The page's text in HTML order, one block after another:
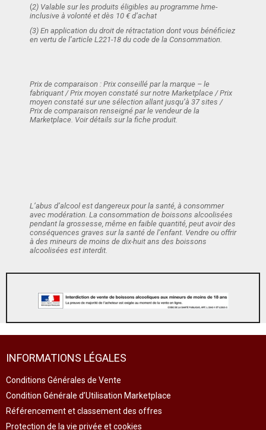
(2) Valable sur les produits éligibles au programme hme-
inclusive à volonté et dès 10 € d’achat
(3) En application du droit de rétractation dont vous bénéficiez
en vertu de l’article L221-18 du code de la Consommation.
Prix de comparaison : Prix conseillé par la marque – le
fabriquant / Prix moyen constaté sur notre Marketplace / Prix
moyen constaté sur une sélection allant jusqu’à 37 sites /
Prix de comparaison renseigné par le vendeur de la
Marketplace. Voir détails sur la fiche produit.
L’abus d’alcool est dangereux pour la santé, à consommer
avec modération. La consommation de boissons alcoolisées
pendant la grossesse, même en faible quantité, peut avoir des
conséquences graves sur la santé de l’enfant. Vendre ou offrir
à des mineurs de moins de dix-huit ans des boissons
alcoolisées est interdit.
INFORMATIONS LÉGALES
Conditions Générales de Vente
Condition Générale d’Utilisation Marketplace
Référencement et classement des offres
Protection de la vie privée et cookies